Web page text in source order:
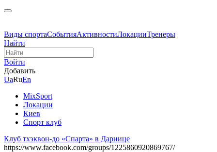
Виды спортаСобытияАктивностиЛокацииТренеры
Найти
Войти
Добавить
UaRuEn
MixSport
Локации
Киев
Спорт клуб
Клуб тхэквон-до «Спарта» в Дарнице
https://www.facebook.com/groups/1225860920869767/